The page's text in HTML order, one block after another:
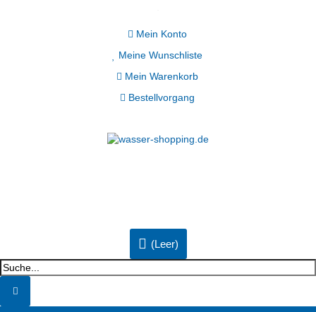
Mein Konto
Meine Wunschliste
Mein Warenkorb
Bestellvorgang
(Leer)